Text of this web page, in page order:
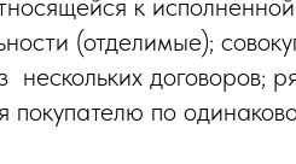
(отделимые);
договоров;
по